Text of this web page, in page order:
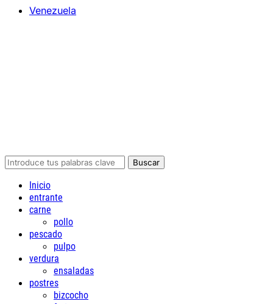
Venezuela
Inicio
entrante
carne
pollo
pescado
pulpo
verdura
ensaladas
postres
bizcocho